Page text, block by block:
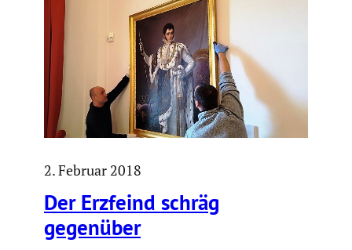
2. Februar 2018
Der Erzfeind schräg
gegenüber